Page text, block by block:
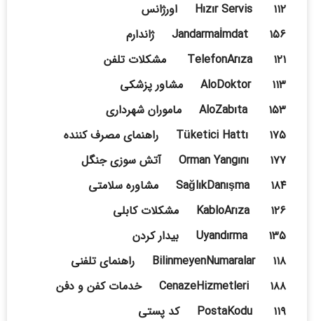
Hızır Servis ۱۱۲ اورژانس
Jandarmaİmdat ۱۵۶ ژاندارم
TelefonArıza ۱۲۱ مشکلات تلفن
AloDoktor ۱۱۳ مشاور پزشکی
AloZabıta ۱۵۳ ماموران شهرداری
Tüketici Hattı ۱۷۵ راهنمای مصرف کننده
Orman Yangını ۱۷۷ آتش سوزی جنگل
SağlıkDanışma ۱۸۴ مشاوره سلامتی
KabloArıza ۱۲۶ مشکلات کابلی
Uyandırma ۱۳۵ بیدار کردن
BilinmeyenNumaralar ۱۱۸ راهنمای تلفنی
CenazeHizmetleri ۱۸۸ خدمات کفن و دفن
PostaKodu ۱۱۹ کد پستی